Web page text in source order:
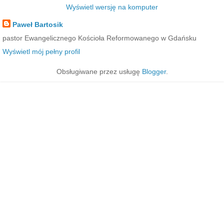
Wyświetl wersję na komputer
Paweł Bartosik
pastor Ewangelicznego Kościoła Reformowanego w Gdańsku
Wyświetl mój pełny profil
Obsługiwane przez usługę Blogger.